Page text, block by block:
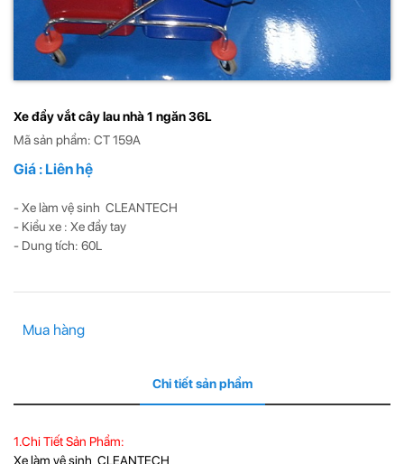
Xe đẩy vắt cây lau nhà 1 ngăn 36L
Mã sản phẩm: CT 159A
Giá : Liên hệ
- Xe làm vệ sinh CLEANTECH
- Kiểu xe : Xe đẩy tay
- Dung tích: 60L
Mua hàng
Chi tiết sản phẩm
1.Chi Tiết Sản Phẩm:
Xe làm vệ sinh CLEANTECH